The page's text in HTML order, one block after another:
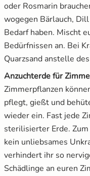
oder Rosmarin
wogegen Bärlauch,
Bedarf haben. Mischt
Bedürfnissen an. Bei
Quarzsand anstelle
Anzuchterde für
Zimmerpflanzen
pflegt, gießt und
wieder ein. Fast jede
sterilisierter Erde.
kein unliebsames
verhindert ihr so
Schädlinge an euren